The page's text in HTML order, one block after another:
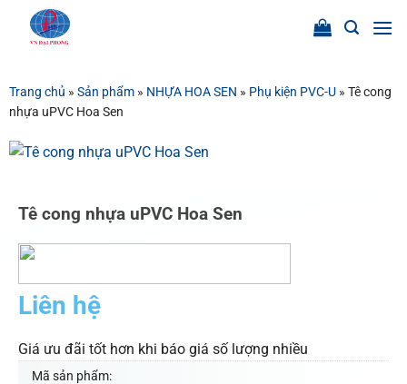
Trang chủ » Sản phẩm» NHỰA HOA SEN » Phụ kiện PVC-U» Tê cong
nhựa uPVC Hoa Sen
Tê cong nhựa uPVC Hoa Sen
Liên hệ
Giá ưu đãi tốt hơn khi báo giá số lượng nhiều
Mã sản phẩm: